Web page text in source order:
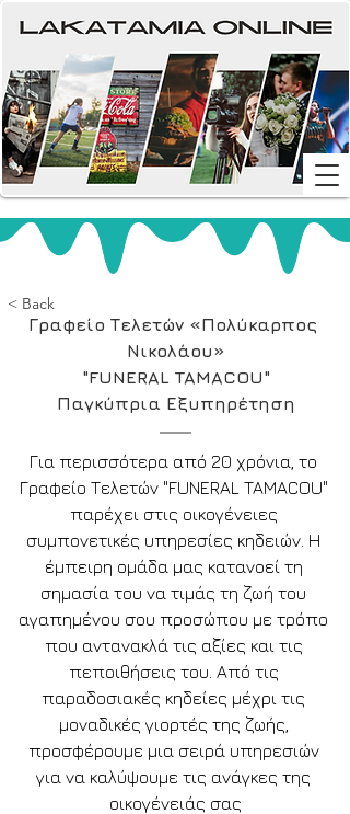
< Back
Γραφείο Τελετών «Πολύκαρπος
Νικολάου»
"FUNERAL TAMACOU"
Παγκύπρια Εξυπηρέτηση
Για περισσότερα από 20 χρόνια, το
Γραφείο Τελετών "FUNERAL TAMACOU"
παρέχει στις οικογένειες
συμπονετικές υπηρεσίες κηδειών. Η
έμπειρη ομάδα μας κατανοεί τη
σημασία του να τιμάς τη ζωή του
αγαπημένου σου προσώπου με τρόπο
που αντανακλά τις αξίες και τις
πεποιθήσεις του. Από τις
παραδοσιακές κηδείες μέχρι τις
μοναδικές γιορτές της ζωής,
προσφέρουμε μια σειρά υπηρεσιών
για να καλύψουμε τις ανάγκες της
οικογένειάς σας